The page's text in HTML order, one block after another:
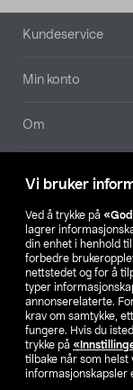
Vi bruker
Ved å trykke på
lagrer
din enhet i henhold
forbedre
nettstedet og for å
typer
annonserelaterte.
krav om samtykke,
fungere. Hvis du
trykke på
tilbake når som helst
informasjonskapsler
Bunntekst
Kundeservice
Min konto
Om
Våre selskaper